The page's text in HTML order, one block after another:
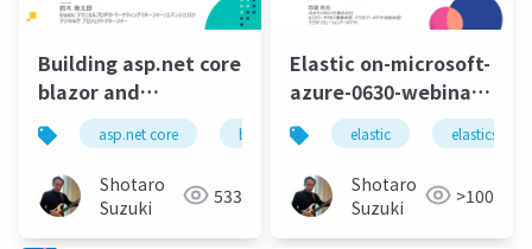
Building asp.net core
blazor and
elasticsearch
elasticsearch using
visual studio 2022 for
mac private preview
4
asp.net core blazor application visual
Shotaro
Suzuki
533
Elastic on-microsoft-
azure-0630-webinar-
no-video
elastic elasticsearch
Shotaro
Suzuki
>100